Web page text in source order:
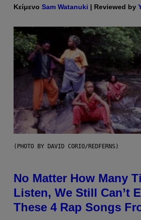
Κείμενο Sam Watanuki | Reviewed by
(PHOTO BY DAVID CORIO/REDFERNS)
No Matter How Many
Listen, We Still Can’t
These 4 Rap Songs